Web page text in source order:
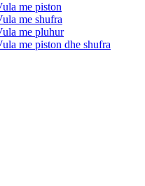
me piston
me shufra
me pluhur
me piston dhe shufra